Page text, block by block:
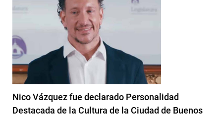
Nico Vázquez fue declarado Personalidad
Destacada de la Cultura de la Ciudad de Buenos